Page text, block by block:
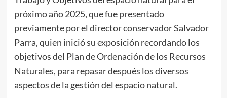
próximo año 2025, que fue presentado
previamente por el director conservador Salvador
Parra, quien inició su exposición recordando los
objetivos del Plan de Ordenación de los Recursos
Naturales, para repasar después los diversos
aspectos de la gestión del espacio natural.